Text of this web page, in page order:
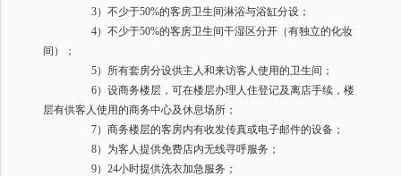
3）不少于50%的客房卫生间淋浴与浴缸分设；
4）不少于50%的客房卫生间干湿区分开（有独立的化妆
间）；
5）所有套房分设供主人和来访客人使用的卫生间；
6）设商务楼层，可在楼层办理人住登记及离店手续，楼
层有供客人使用的商务中心及休息场所；
7）商务楼层的客房内有收发传真或电子邮件的设备；
8）为客人提供免费店内无线寻呼服务；
9） 24小时提供洗衣加急服务；